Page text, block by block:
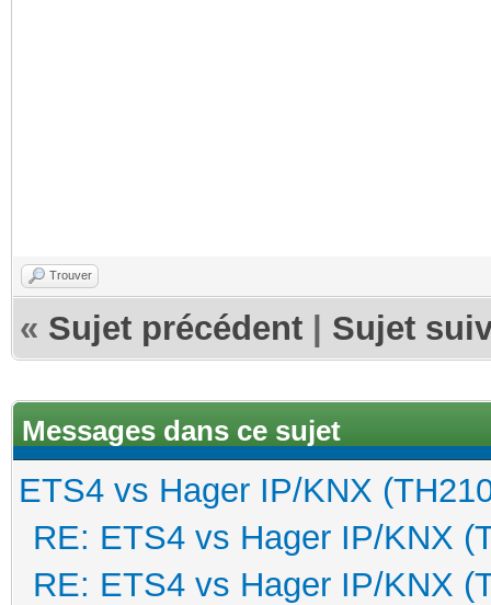
Trouver
« Sujet précédent Sujet
Messages dans ce sujet
ETS4 vs Hager IP/KNX
RE: ETS4 vs Hager IP/KNX
RE: ETS4 vs Hager IP/KNX